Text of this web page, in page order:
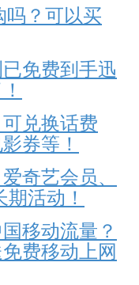
？可以买
免费到手迅
兑换话费
券等！
奇艺会员、
期活动！
移动流量？
费移动上网